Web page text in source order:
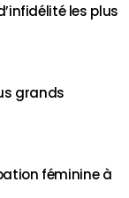
les plus
grands
féminine à